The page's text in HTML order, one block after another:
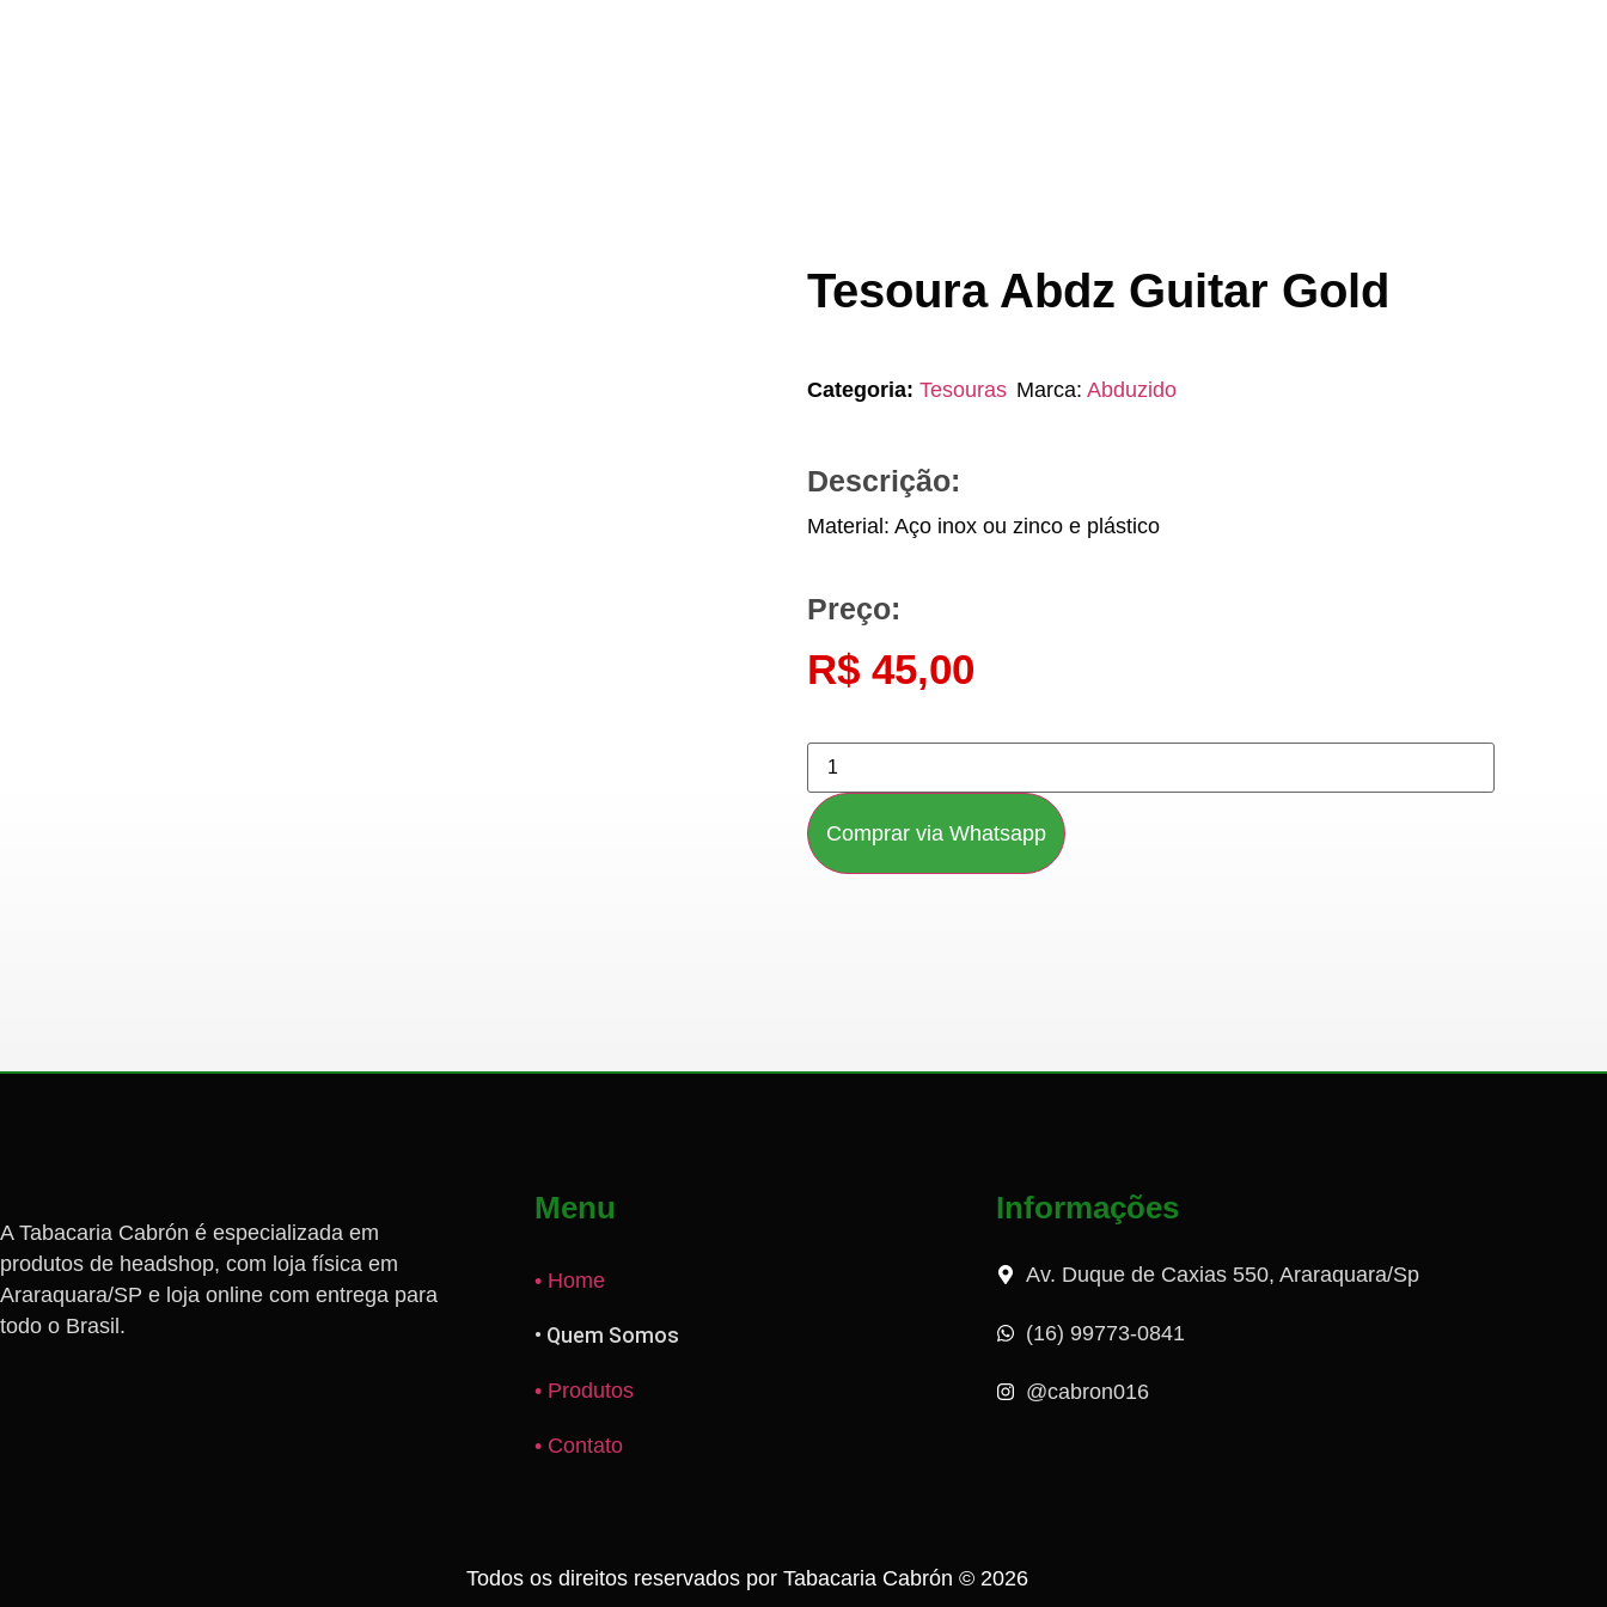
Tesoura Abdz Guitar Gold
Categoria: Tesouras Marca: Abduzido
Descrição:
Material: Aço inox ou zinco e plástico
Preço:
R$ 45,00
Comprar via Whatsapp
A Tabacaria Cabrón é especializada em
produtos de headshop, com loja física em
Araraquara/SP e loja online com entrega para
todo o Brasil.
Menu
• Home
• Quem Somos
• Produtos
• Contato
Informações
Av. Duque de Caxias 550, Araraquara/Sp
(16) 99773-0841
@cabron016
Todos os direitos reservados por Tabacaria Cabrón © 2026